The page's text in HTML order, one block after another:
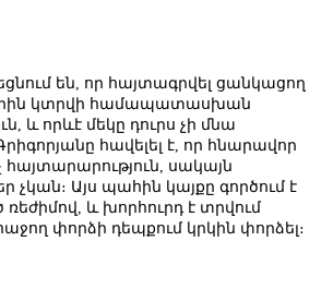
են, որ հայտագրվել ցանկացող
կտրվի համապատասխան
և որևէ մեկը դուրս չի մնա
հավելել է, որ հնարավոր
հայտարարություն, սակայն
չկան։ Այս պահին կայքը գործում է
և խորհուրդ է տրվում
փորձի դեպքում կրկին փորձել։